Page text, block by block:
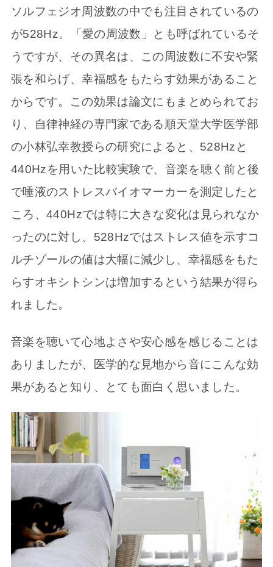
ソルフェジオ周波数の中でも注目されているの
が528Hz。「愛の周波数」とも呼ばれているそ
うですが、その異名は、この周波数に不安や緊
張を和らげ、幸福感をもたらす効果があること
からです。この効果は論文にもまとめられてお
り、自律神経の専門家である順天堂大学医学部
の小林弘幸教授らの研究によると、528Hzと
440Hzを用いた比較実験で、音楽を聴く前と後
で唾液のストレスバイオマーカーを測定したと
ころ、440Hzでは特に大きな変化は見られなか
ったのに対し、528Hzではストレス値を示すコ
ルチゾールの値は大幅に減少し、幸福感をもた
らすオキシトシンは増加するという結果が得ら
れました。
音楽を聴いて心地よさや安心感を感じることは
ありましたが、医学的な見地から音にこんな効
果があると知り、とても面白く思いました。